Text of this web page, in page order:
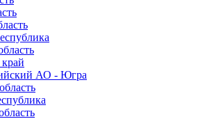
АО - Югра